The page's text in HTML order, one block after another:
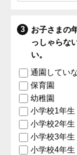
お子さまの
っしゃらな
い。
通園してい
保育園
幼稚園
小学校1年生
小学校2年生
小学校3年生
小学校4年生